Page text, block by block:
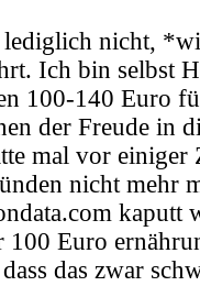
nicht,
Ich bin selbst
100-140 Euro
der Freude in
mal vor einiger
nicht mehr
kaputt
Euro
das zwar